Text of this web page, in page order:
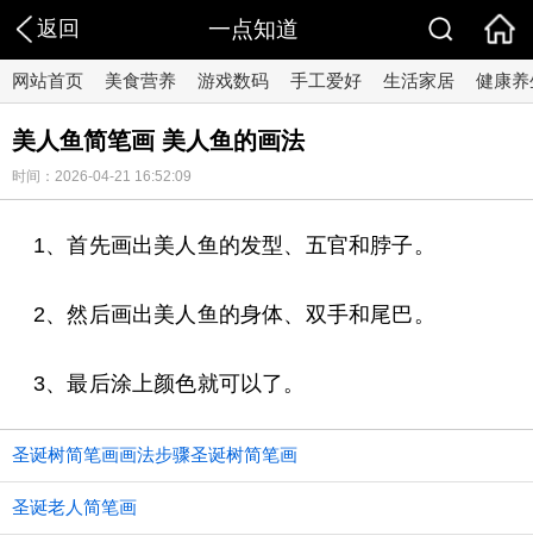
返回 一点知道
网站首页 美食营养 游戏数码 手工爱好 生活家居 健康养
美人鱼简笔画 美人鱼的画法
时间：2026-04-21 16:52:09
1、首先画出美人鱼的发型、五官和脖子。
2、然后画出美人鱼的身体、双手和尾巴。
3、最后涂上颜色就可以了。
圣诞树简笔画画法步骤圣诞树简笔画
圣诞老人简笔画